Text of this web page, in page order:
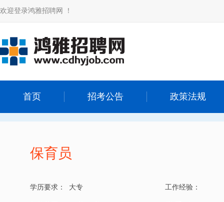
欢迎登录鸿雅招聘网 ！
首页 招考公告 政策法规
保育员
学历要求： 大专 工作经验：